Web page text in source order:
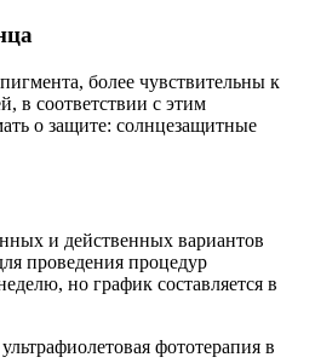
более чувствительны к
в соответствии с этим
о защите: солнцезащитные
и действенных вариантов
проведения процедур
но график составляется в
фототерапия в